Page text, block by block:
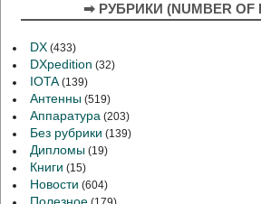
➡ РУБРИКИ (NUMBER OF
DX (433)
DXpedition (32)
IOTA(139)
Антенны (519)
Аппаратура (203)
Без рубрики (139)
Дипломы (19)
Книги (15)
Новости (604)